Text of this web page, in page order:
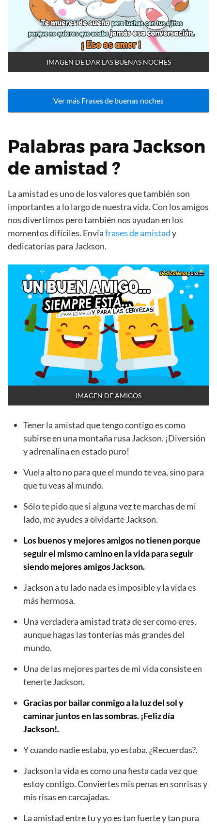
IMAGEN DE DAR LAS BUENAS NOCHES
Ver más Frases de buenas noches
Palabras para Jackson
de amistad ?
La amistad es uno de los valores que también son
importantes a lo largo de nuestra vida. Con los amigos
nos divertimos pero también nos ayudan en los
momentos difíciles. Envíafrases de amistady
dedicatorias para Jackson.
IMAGEN DE AMIGOS
Tener la amistad que tengo contigo es como
subirse en una montaña rusa Jackson. ¡Diversión
y adrenalina en estado puro!
Vuela alto no para que el mundo te vea, sino para
que tu veas al mundo.
Sólo te pido que si alguna vez te marchas de mi
lado, me ayudes a olvidarte Jackson.
Los buenos y mejores amigos no tienen porque
seguir el mismo camino en la vida para seguir
siendo mejores amigos Jackson.
Jackson a tu lado nada es imposible y la vida es
más hermosa.
Una verdadera amistad trata de ser como eres,
aunque hagas las tonterías más grandes del
mundo.
Una de las mejores partes de mi vida consiste en
tenerte Jackson.
Gracias por bailar conmigo a la luz del sol y
caminar juntos en las sombras. ¡Feliz día
Jackson!.
Y cuando nadie estaba, yo estaba. ¿Recuerdas?.
Jackson la vida es como una fiesta cada vez que
estoy contigo. Conviertes mis penas en sonrisas y
mis risas en carcajadas.
La amistad entre tu y yo es tan fuerte y tan pura